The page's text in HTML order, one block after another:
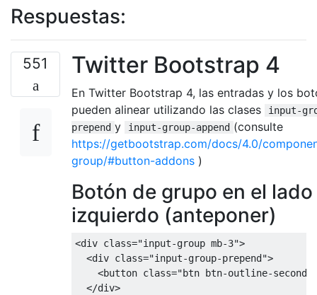
Respuestas:
551 Twitter Bootstrap 4
En Twitter Bootstrap 4, las entradas y los
pueden alinear utilizando las clases
input-
prepend y input-group-append (consulte
https://getbootstrap.com/docs/4.0/
group/#button-addons )
Botón de grupo en el lado
izquierdo (anteponer)
<div class="input-group mb-3">
<div class="input-group-prepend">
<button class="btn btn-outline-
</div>